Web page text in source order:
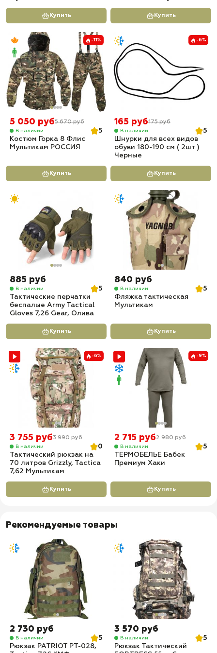
✅ Дополнительный отсек размером 45х25х10 см, объем 11 л
✅ Два наружных кармана на молнии по кругу (верхний 11х19х5
✅ Доставка по всей России
✅ Быстрая отправка
Купить Купить
-11%
5 050 руб5 670 руб
В наличии
5
Костюм Горка 8 Флис
Мультикам РОССИЯ
Купить
-6%
165 руб175 руб
В наличии
5
Шнурки для всех видов
обуви 180-190 см ( 2шт )
Черные
Купить
885 руб
В наличии
5
Тактические перчатки
беспалые Army Tactical
Gloves 7,26 Gear, Олива
Купить
840 руб
В наличии
5
Фляжка тактическая
Мультикам
Купить
-6%
3 755 руб3 990 руб
В наличии
0
Тактический рюкзак на
70 литров Grizzly, Tactica
7,62 Мультикам
Купить
-9%
2 715 руб2 980 руб
В наличии
5
ТЕРМОБЕЛЬЕ Бабек
Премиум Хаки
Купить
Рекомендуемые товары
2 730 руб
В наличии
5
Рюкзак PATRIOT РТ-028,
3 570 руб
В наличии
5
Рюкзак Тактический